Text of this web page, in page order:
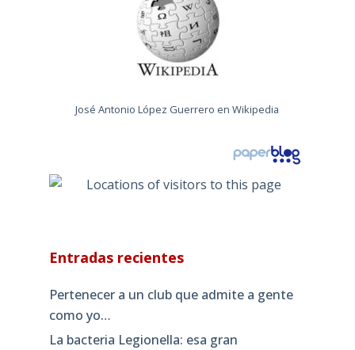
José Antonio López Guerrero en Wikipedia
Entradas recientes
Pertenecer a un club que admite a gente
como yo…
La bacteria Legionella: esa gran